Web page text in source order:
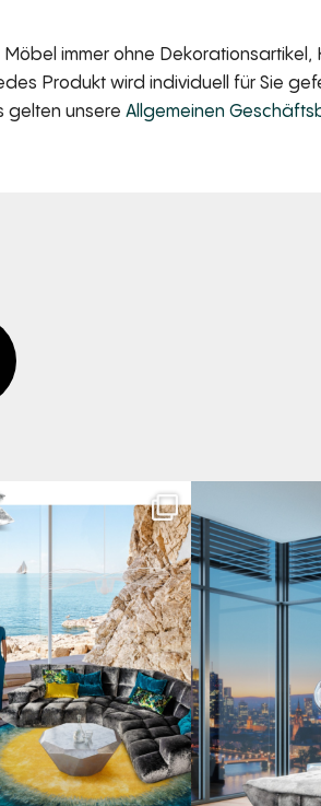
immer ohne Dekorationsartikel,
Produkt wird individuell für Sie
gelten unsere Allgemeinen
Cloud. ☁️... Cloud 7 –